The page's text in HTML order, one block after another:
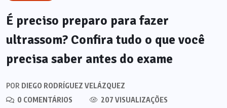
É preciso preparo para fazer
ultrassom? Confira tudo o que você
precisa saber antes do exame
POR DIEGO RODRÍGUEZ VELÁZQUEZ
0 COMENTÁRIOS
207 VISUALIZAÇÕES